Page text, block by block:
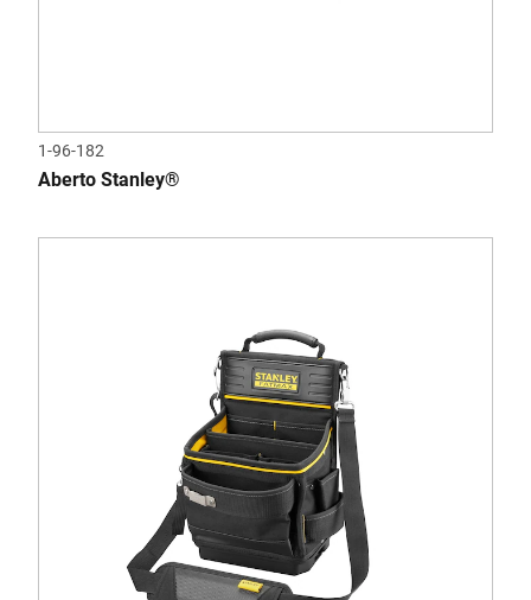
1-96-182
Aberto Stanley®